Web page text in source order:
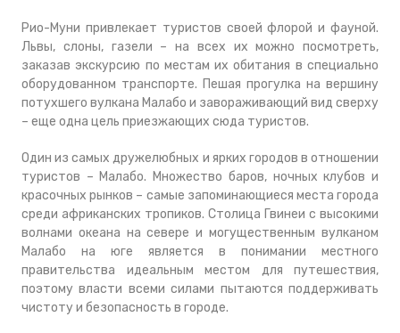
Рио-Муни привлекает туристов своей флорой и фауной.
Львы, слоны, газели – на всех их можно посмотреть,
заказав экскурсию по местам их обитания в специально
оборудованном транспорте. Пешая прогулка на вершину
потухшего вулкана Малабо и завораживающий вид сверху
– еще одна цель приезжающих сюда туристов.
Один из самых дружелюбных и ярких городов в отношении
туристов – Малабо. Множество баров, ночных клубов и
красочных рынков – самые запоминающиеся места города
среди африканских тропиков. Столица Гвинеи с высокими
волнами океана на севере и могущественным вулканом
Малабо на юге является в понимании местного
правительства идеальным местом для путешествия,
поэтому власти всеми силами пытаются поддерживать
чистоту и безопасность в городе.